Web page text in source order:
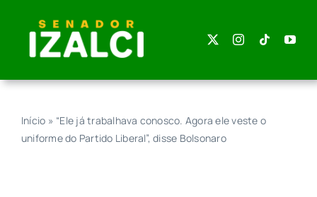
content
Início » “Ele já trabalhava conosco. Agora ele veste o
uniforme do Partido Liberal”, disse Bolsonaro